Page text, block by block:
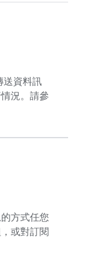
送資料訊
況。請參
方式任您
或對訂閱